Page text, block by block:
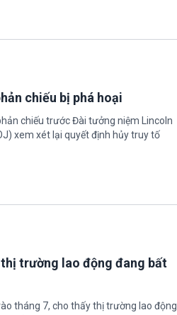
chiếu bị phá hoại
chiếu trước Đài tưởng niệm Lincoln
xem xét lại quyết định hủy truy tố
trường lao động đang bất
tháng 7, cho thấy thị trường lao động